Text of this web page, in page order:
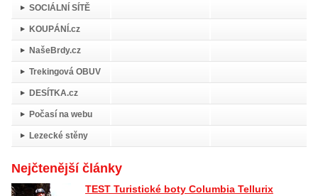
SOCIÁLNÍ SÍTĚ
KOUPÁNÍ.cz
NašeBrdy.cz
Trekingová OBUV
DESÍTKA.cz
Počasí na webu
Lezecké stěny
Nejčtenější články
TEST Turistické boty Columbia Tellurix